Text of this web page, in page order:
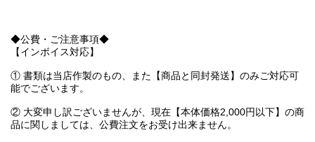
◆公費・ご注意事項◆
【インボイス対応】
① 書類は当店作製のもの、また【商品と同封発送】のみご対応可
能でございます。
② 大変申し訳ございませんが、現在【本体価格2,000円以下】の商
品に関しましては、公費注文をお受け出来ません。